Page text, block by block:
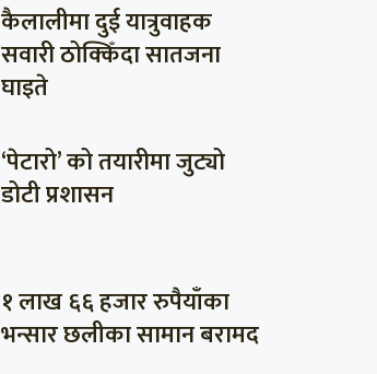
कैलालीमा दुई यात्रुवाहक
सवारी ठोक्किँदा सातजना
घाइते
‘पेटारो’ को तयारीमा जुट्यो
डोटी प्रशासन
१ लाख ६६ हजार रुपैयाँका
भन्सार छलीका सामान बरामद